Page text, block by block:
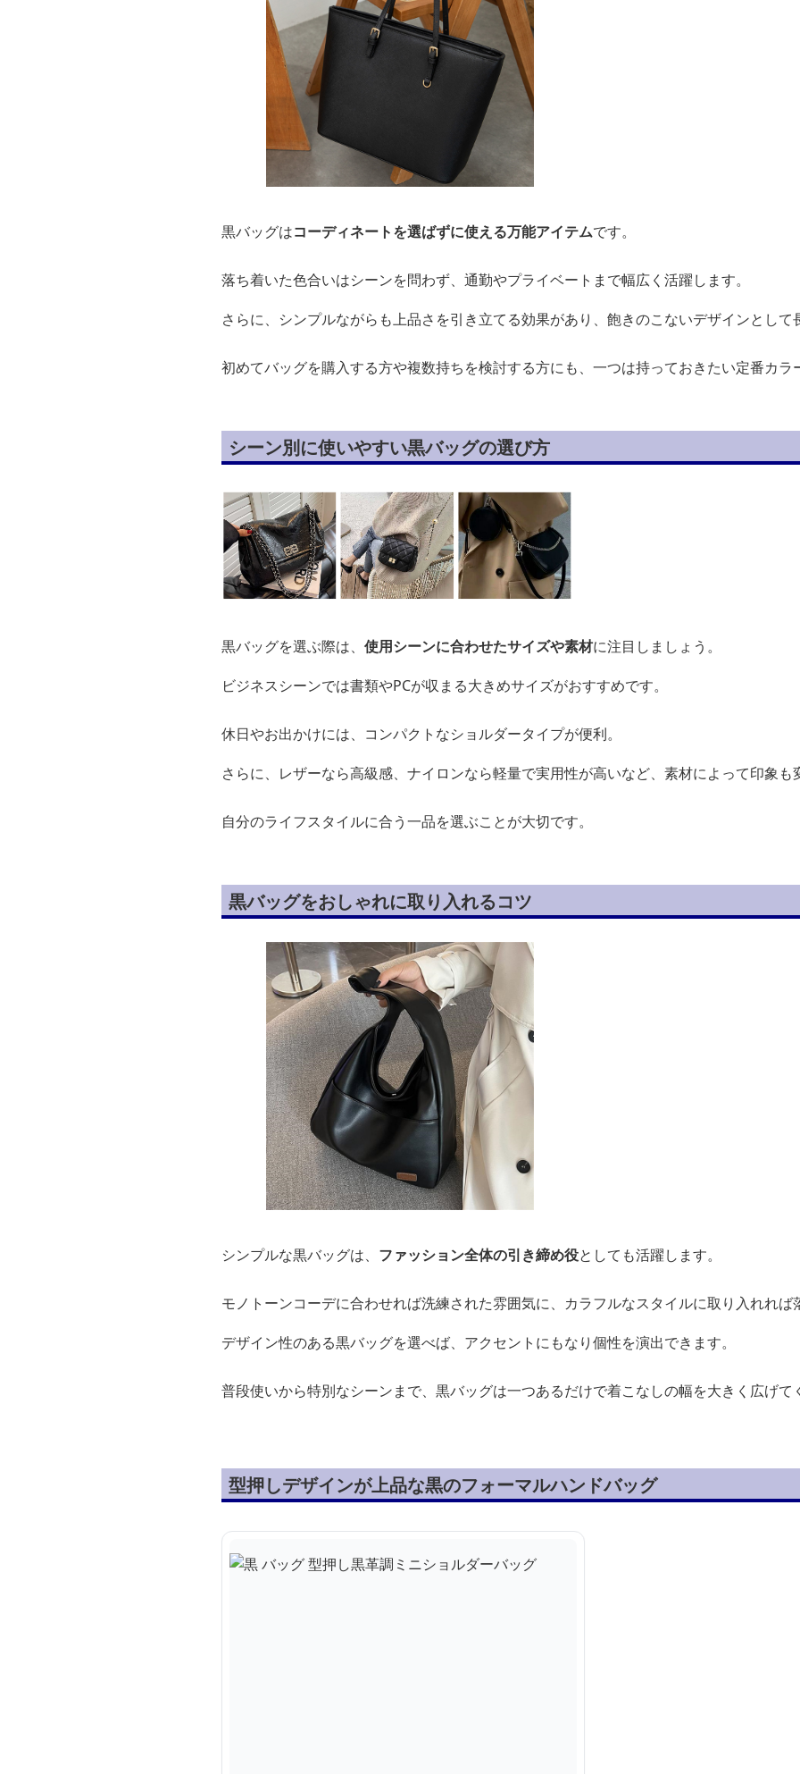
黒バッグはコーディネートを選ばずに使える万能アイテムです。
落ち着いた色合いはシーンを問わず、通勤やプライベートまで幅広く活躍します。
さらに、シンプルながらも上品さを引き立てる効果があり、飽きのこないデザインとして
初めてバッグを購入する方や複数持ちを検討する方にも、一つは持っておきたい定番カラ
シーン別に使いやすい黒バッグの選び方
黒バッグを選ぶ際は、 使用シーンに合わせたサイズや素材に注目しましょう。
ビジネスシーンでは書類やPCが収まる大きめサイズがおすすめです。
休日やお出かけには、コンパクトなショルダータイプが便利。
さらに、レザーなら高級感、ナイロンなら軽量で実用性が高いなど、素材によって印象も
自分のライフスタイルに合う一品を選ぶことが大切です。
黒バッグをおしゃれに取り入れるコツ
シンプルな黒バッグは、 ファッション全体の引き締め役としても活躍します。
モノトーンコーデに合わせれば洗練された雰囲気に、カラフルなスタイルに取り入れれば
デザイン性のある黒バッグを選べば、アクセントにもなり個性を演出できます。
普段使いから特別なシーンまで、黒バッグは一つあるだけで着こなしの幅を大きく広げて
型押しデザインが上品な黒のフォーマルハンドバッグ